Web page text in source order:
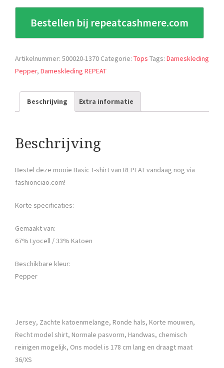
Bestellen bij repeatcashmere.com
Artikelnummer: 500020-1370 Categorie: Tops Tags: Dameskleding
Pepper, Dameskleding REPEAT
Beschrijving Extra informatie
Beschrijving
Bestel deze mooie Basic T-shirt van REPEAT vandaag nog via
fashionciao.com!
Korte specificaties:
Gemaakt van:
67% Lyocell / 33% Katoen
Beschikbare kleur:
Pepper
Jersey, Zachte katoenmelange, Ronde hals, Korte mouwen,
Recht model shirt, Normale pasvorm, Handwas, chemisch
reinigen mogelijk, Ons model is 178 cm lang en draagt maat
36/XS